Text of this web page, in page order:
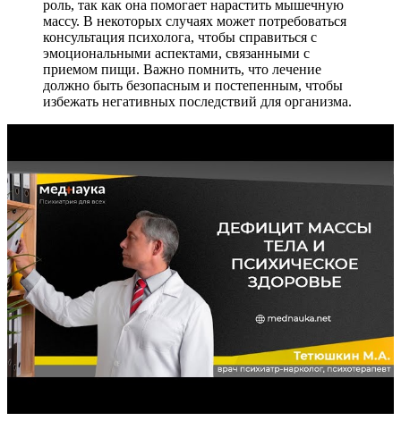
роль, так как она помогает нарастить мышечную
массу. В некоторых случаях может потребоваться
консультация психолога, чтобы справиться с
эмоциональными аспектами, связанными с
приемом пищи. Важно помнить, что лечение
должно быть безопасным и постепенным, чтобы
избежать негативных последствий для организма.